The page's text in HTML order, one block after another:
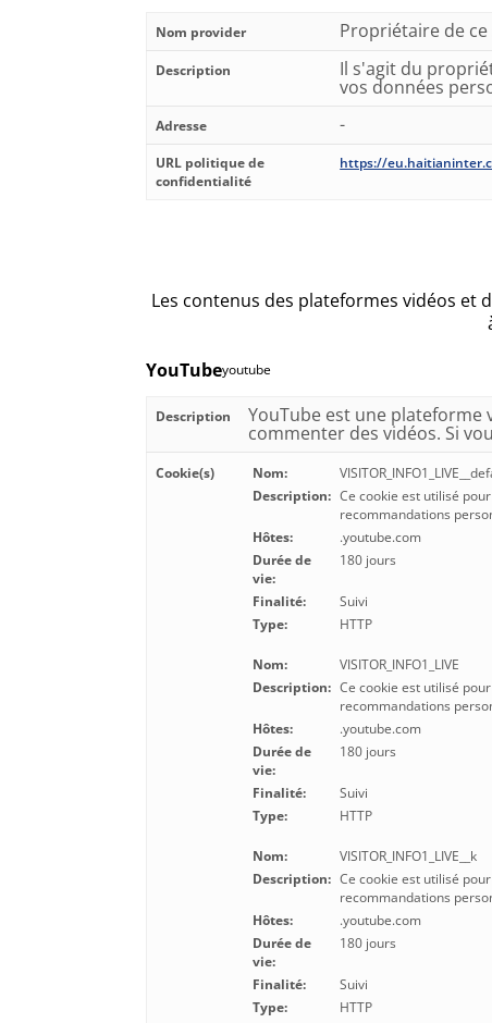
Nom provider Propriétaire de ce
Description Il s'agit du
vos données
Adresse -
URL politique de
confidentialité
https://
Les contenus des plateformes vidéos et
YouTubeyoutube
Description YouTube est une
commenter des vidéos. Si
Cookie(s) Nom:
Description: Ce cookie est utilisé
recommandations
Hôtes:
.youtube.com
Durée de
vie:
180 jours
Finalité:
Suivi
Type:
HTTP
Nom:
VISITOR_INFO1_LIVE
Description: Ce cookie est utilisé
recommandations
Hôtes:
.youtube.com
Durée de
vie:
180 jours
Finalité:
Suivi
Type:
HTTP
Nom:
VISITOR_INFO1_LIVE__k
Description: Ce cookie est utilisé
recommandations
Hôtes:
.youtube.com
Durée de
vie:
180 jours
Finalité:
Suivi
Type:
HTTP